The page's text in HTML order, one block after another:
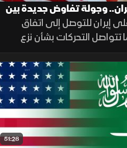
وجولة تفاوض جديدة بين
إيران للتوصل إلى اتفاق
تتواصل التحركات بشأن نزع
روما لجولة جديدة من
الإسرائيلية، ومواقف داعمة
الأحمر.
51:28